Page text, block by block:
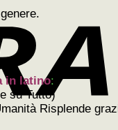
in latino:
su Tutto)
Risplende